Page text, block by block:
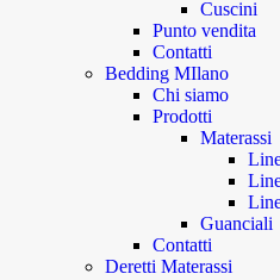
Cuscini
Punto vendita
Contatti
Bedding MIlano
Chi siamo
Prodotti
Materassi
Guanciali
Contatti
Deretti Materassi